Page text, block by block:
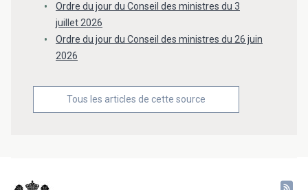
Ordre du jour du Conseil des ministres du 3
juillet 2026
Ordre du jour du Conseil des ministres du 26 juin
2026
Tous les articles de cette source